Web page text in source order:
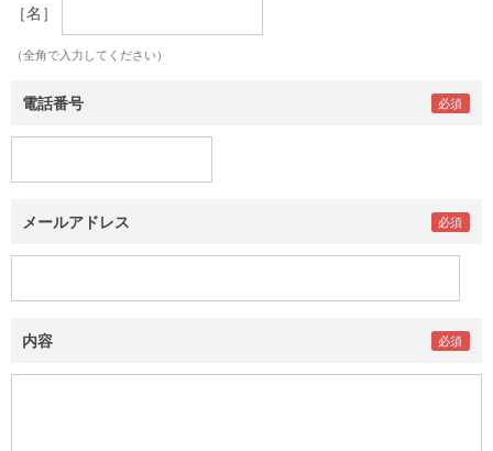
［名］
（全角で入力してください）
電話番号
メールアドレス
内容